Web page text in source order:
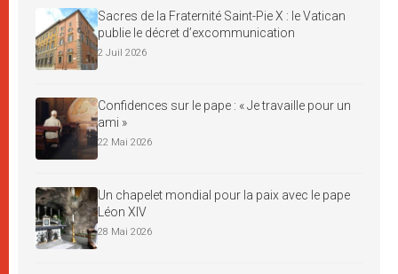
Sacres de la Fraternité Saint-Pie X : le Vatican
publie le décret d’excommunication
2 Juil 2026
Confidences sur le pape : « Je travaille pour un
ami »
22 Mai 2026
Un chapelet mondial pour la paix avec le pape
Léon XIV
28 Mai 2026